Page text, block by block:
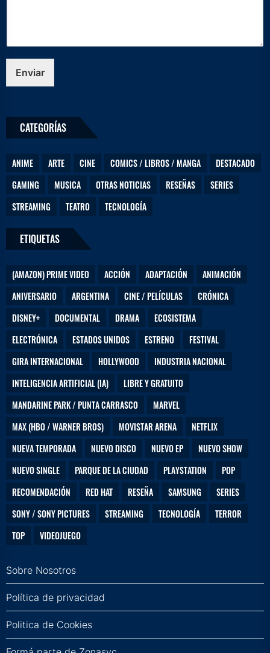
o
s
n
s
Enviar
CATEGORÍAS
ANIME ARTE CINE COMICS / LIBROS / MANGA
DESTACADO
GAMING
MUSICA OTRAS NOTICIAS RESEÑAS
SERIES
STREAMING
TEATRO TECNOLOGÍA
ETIQUETAS
(AMAZON) PRIME VIDEO ACCIÓN ADAPTACIÓN
ANIMACIÓN
ANIVERSARIO
ARGENTINA CINE / PELÍCULAS
CRÓNICA
DISNEY+
DOCUMENTAL DRAMA
ECOSISTEMA
ELECTRÓNICA
ESTADOS UNIDOS ESTRENO
FESTIVAL
GIRA INTERNACIONAL
HOLLYWOOD
INDUSTRIA NACIONAL
INTELIGENCIA ARTIFICIAL (IA)
LIBRE Y GRATUITO
MANDARINE PARK / PUNTA CARRASCO
MARVEL
MAX (HBO / WARNER BROS)
MOVISTAR ARENA
NETFLIX
NUEVA TEMPORADA
NUEVO DISCO NUEVO EP
NUEVO SHOW
NUEVO SINGLE
PARQUE DE LA CIUDAD PLAYSTATION
POP
RECOMENDACIÓN
RED HAT RESEÑA SAMSUNG
SERIES
SONY / SONY PICTURES
STREAMING TECNOLOGÍA
TERROR
TOP
VIDEOJUEGO
Sobre Nosotros
Política de privacidad
Politica de Cookies